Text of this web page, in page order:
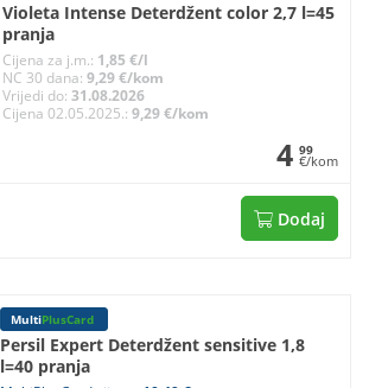
Violeta Intense Deterdžent color 2,7 l=45
pranja
Cijena za j.m.: 1,85 €/l
NC 30 dana:9,29 €/kom
Vrijedi do:31.08.2026
Cijena 02.05.2025.:9,29 €/kom
4 99
€/kom
Dodaj
MultiPlusCard
Persil Expert Deterdžent sensitive 1,8
l=40 pranja